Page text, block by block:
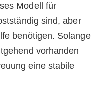
Modell für
sind, aber
benötigen. Solange
vorhanden
eine stabile